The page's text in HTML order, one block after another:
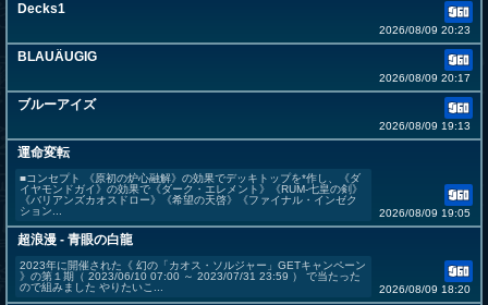
Decks1
2026/08/09 20:23
BLAUÄUGIG
2026/08/09 20:17
ブルーアイズ
2026/08/09 19:13
運命変転
■コンセプト 《原初の炉心融解》の効果でデッキトップを*作し、《ダ
イヤモンドガイ》の効果で《ダーク・エレメント》《RUM-七皇の剣》
《バリアンズカオスドロー》《希望の天啓》《ファイナル・インゼク
ション...
2026/08/09 19:05
超浪漫 - 青眼の白龍
2023年に開催された《 幻の「カオス・ソルジャー」GETキャンペーン
》の第１期（ 2023/06/10 07:00 ～ 2023/07/31 23:59 ） で当たった
ので組みました やりたいこ...
2026/08/09 18:20